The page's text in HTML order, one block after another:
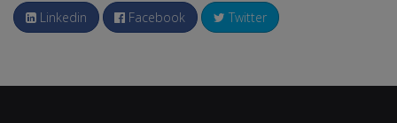
Linkedin Facebook Twitter